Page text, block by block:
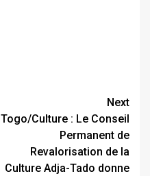
Next
Togo/Culture : Le Conseil
Permanent de
Revalorisation de la
Culture Adja-Tado donne